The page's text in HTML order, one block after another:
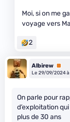
Moi, si on me
voyage vers
2
Albirew
Le 29/09/2024 à
On parle pour
d’exploitation qui
plus de 30 ans